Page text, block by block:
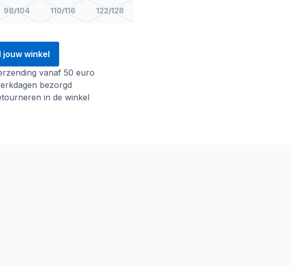
98/104 110/116 122/128
jouw winkel
vanaf 50 euro
bezorgd
in de winkel